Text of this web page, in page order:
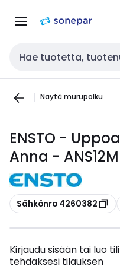
navigointiinsisältöön
Haku
Näytä murupolku
ENSTO -
Anna -
Kopioi
Sähkönro 4260382
Kirjaudu sisään tai luo
tehdäksesi tilauksen